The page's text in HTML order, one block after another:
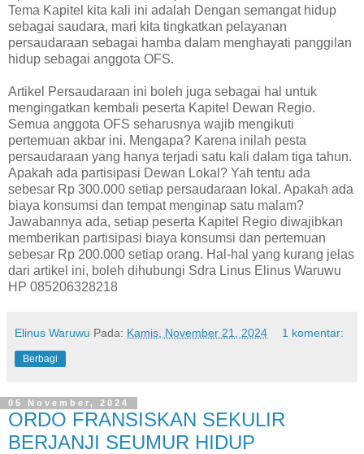
Tema Kapitel kita kali ini adalah Dengan semangat hidup
sebagai saudara, mari kita tingkatkan pelayanan
persaudaraan sebagai hamba dalam menghayati panggilan
hidup sebagai anggota OFS.
Artikel Persaudaraan ini boleh juga sebagai hal untuk
mengingatkan kembali peserta Kapitel Dewan Regio.
Semua anggota OFS seharusnya wajib mengikuti
pertemuan akbar ini. Mengapa? Karena inilah pesta
persaudaraan yang hanya terjadi satu kali dalam tiga tahun.
Apakah ada partisipasi Dewan Lokal? Yah tentu ada
sebesar Rp 300.000 setiap persaudaraan lokal. Apakah ada
biaya konsumsi dan tempat menginap satu malam?
Jawabannya ada, setiap peserta Kapitel Regio diwajibkan
memberikan partisipasi biaya konsumsi dan pertemuan
sebesar Rp 200.000 setiap orang. Hal-hal yang kurang jelas
dari artikel ini, boleh dihubungi Sdra Linus Elinus Waruwu
HP 085206328218
Elinus Waruwu Pada: Kamis, November 21, 2024 1 komentar:
Berbagi
05 November, 2024
ORDO FRANSISKAN SEKULIR
BERJANJI SEUMUR HIDUP